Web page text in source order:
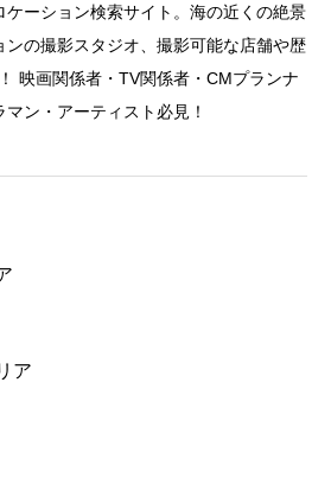
ーション検索サイト。海の近くの絶景
の撮影スタジオ、撮影可能な店舗や歴
映画関係者・TV関係者・CMプランナ
マン・アーティスト必見！
ア